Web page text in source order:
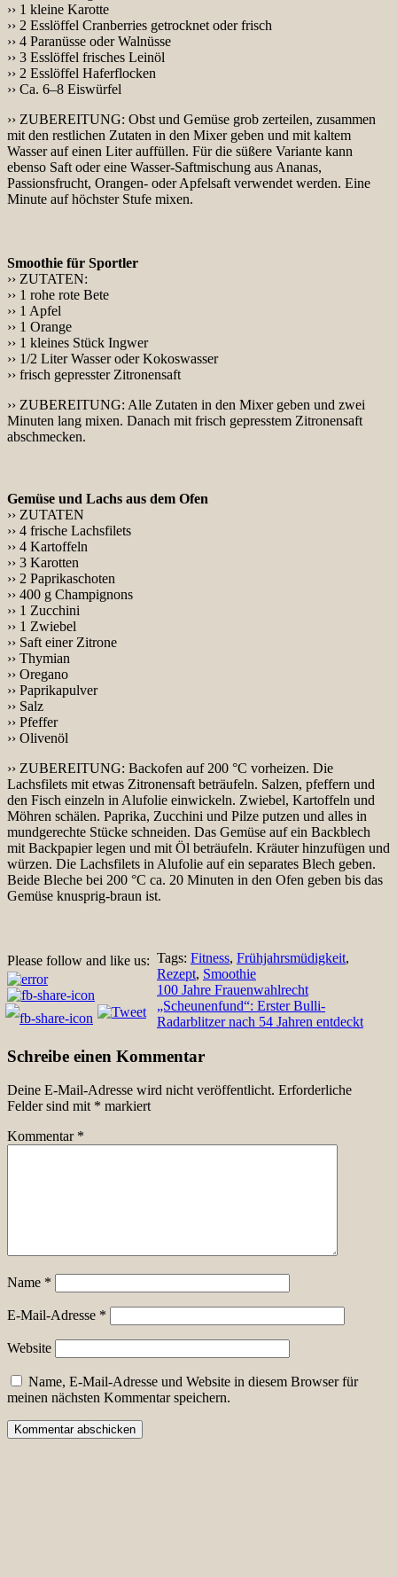
›› 1 kleine Karotte
›› 2 Esslöffel Cranberries getrocknet oder frisch
›› 4 Paranüsse oder Walnüsse
›› 3 Esslöffel frisches Leinöl
›› 2 Esslöffel Haferflocken
›› Ca. 6–8 Eiswürfel
›› ZUBEREITUNG: Obst und Gemüse grob zerteilen, zusammen
mit den restlichen Zutaten in den Mixer geben und mit kaltem
Wasser auf einen Liter auffüllen. Für die süßere Variante kann
ebenso Saft oder eine Wasser-Saftmischung aus Ananas,
Passionsfrucht, Orangen- oder Apfelsaft verwendet werden. Eine
Minute auf höchster Stufe mixen.
Smoothie für Sportler
›› ZUTATEN:
›› 1 rohe rote Bete
›› 1 Apfel
›› 1 Orange
›› 1 kleines Stück Ingwer
›› 1/2 Liter Wasser oder Kokoswasser
›› frisch gepresster Zitronensaft
›› ZUBEREITUNG: Alle Zutaten in den Mixer geben und zwei
Minuten lang mixen. Danach mit frisch gepresstem Zitronensaft
abschmecken.
Gemüse und Lachs aus dem Ofen
›› ZUTATEN
›› 4 frische Lachsfilets
›› 4 Kartoffeln
›› 3 Karotten
›› 2 Paprikaschoten
›› 400 g Champignons
›› 1 Zucchini
›› 1 Zwiebel
›› Saft einer Zitrone
›› Thymian
›› Oregano
›› Paprikapulver
›› Salz
›› Pfeffer
›› Olivenöl
›› ZUBEREITUNG: Backofen auf 200 °C vorheizen. Die
Lachsfilets mit etwas Zitronensaft beträufeln. Salzen, pfeffern und
den Fisch einzeln in Alufolie einwickeln. Zwiebel, Kartoffeln und
Möhren schälen. Paprika, Zucchini und Pilze putzen und alles in
mundgerechte Stücke schneiden. Das Gemüse auf ein Backblech
mit Backpapier legen und mit Öl beträufeln. Kräuter hinzufügen und
würzen. Die Lachsfilets in Alufolie auf ein separates Blech geben.
Beide Bleche bei 200 °C ca. 20 Minuten in den Ofen geben bis das
Gemüse knusprig-braun ist.
Please follow and like us: Tags: Fitness, Frühjahrsmüdigkeit,
Rezept, Smoothie
Beitragsnavigation100 Jahre Frauenwahlrecht
„Scheunenfund“: Erster Bulli-
Radarblitzer nach 54 Jahren entdeckt
Schreibe einen Kommentar
Deine E-Mail-Adresse wird nicht veröffentlicht. Erforderliche
Felder sind mit * markiert
Kommentar *
Name *
E-Mail-Adresse *
Website
Name, E-Mail-Adresse und Website in diesem Browser für
meinen nächsten Kommentar speichern.